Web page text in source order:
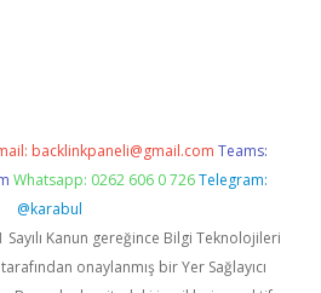
backlinkpaneli@gmail.com Teams:
Whatsapp: 0262 606 0 726 Telegram:
@karabul
Sayılı Kanun gereğince Bilgi Teknolojileri
onaylanmış bir Yer Sağlayıcı